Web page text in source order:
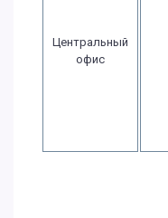
Центральный
офис